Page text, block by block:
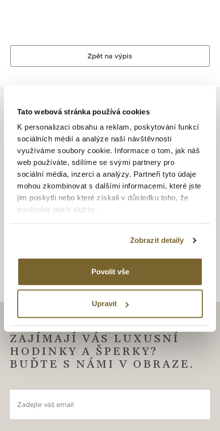
Tato webová stránka používá cookies
K personalizaci obsahu a reklam, poskytování funkcí
sociálních médií a analýze naší návštěvnosti
využíváme soubory cookie. Informace o tom, jak náš
web používáte, sdílíme se svými partnery pro
sociální média, inzerci a analýzy. Partneři tyto údaje
mohou zkombinovat s dalšími informacemi, které jste
jim poskytli nebo které získali v důsledku toho, že
používáte jejich služby.
Zobrazit detaily
Povolit vše
Upravit
Zpět na výpis
ALTMAN DIAMOND
Dlouhletá zkušenost, odborné znalosti, láska k řemeslu a
zlatnické dovednosti je to, co se odráží ve špercích Altman
Diamond. Drahé kovy ve spojení s krásnými a ušlechtilými
diamanty, které jsou pečlivě a znalecky vybírané pod
dohledem opravdových odborníků se v rukách zručných
ZAJÍMAJÍ VÁS LUXUSNÍ
HODINKY A ŠPERKY?
BUĎTE S NÁMI V OBRAZE.